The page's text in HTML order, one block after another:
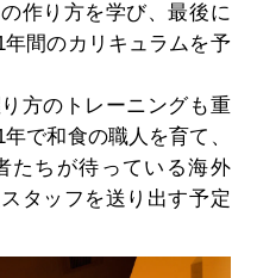
作り方を学び、最後に
年間のカリキュラムを予
方のトレーニングも重
で和食の職人を育て、
たちが待っている海外
タッフを送り出す予定